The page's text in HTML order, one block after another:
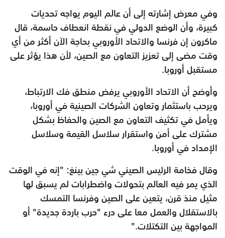
وفي معرض إشارته إلى أن عالم اليوم يواجه تحديات
كبيرة، وأن الوضع الدولي في نقطة انعطاف حاسمة، قال
ماكرون إن فرنسا والاتحاد الأوروبي بحاجة الآن أكثر من أي
وقت مضى إلى تعزيز التعاون مع الصين، لأن هذا يؤثر على
مستقبل أوروبا.
وأوضح أن الاتحاد الأوروبي يرفض منطق فك الارتباط،
ويرحب باستثمار وتعاون الشركات الصينية في أوروبا،
ويأمل في تكثيف التعاون مع الصين والحفاظ بشكل
مشترك على أمن واستقرار سلاسل القيمة وسلاسل
الإمداد في أوروبا.
وقال فخامة الرئيس الصيني شي جين بينغ: "إنه في الوقت
الذي يمر فيه العالم بتحولات واضطرابات لم يسبق لها
مثيل منذ قرن، يتعين على الصين وفرنسا التمسك
بالاستقلال والعمل معا على درء "حرب باردة جديدة" أو
المواجهة بين التكتلات."